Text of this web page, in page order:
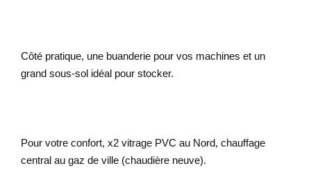
Côté pratique, une buanderie pour vos machines et un
grand sous-sol idéal pour stocker.
Pour votre confort, x2 vitrage PVC au Nord, chauffage
central au gaz de ville (chaudière neuve).